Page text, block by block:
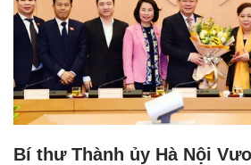
Bí thư Thành ủy Hà Nội